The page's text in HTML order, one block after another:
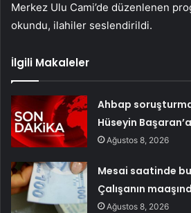
Merkez Ulu Cami’de düzenlenen
okundu, ilahiler seslendirildi.
İlgili Makaleler
Ahbap
Hüseyin
Ağustos 8, 2026
Mesai saatinde
Çalışanın
Ağustos 8, 2026